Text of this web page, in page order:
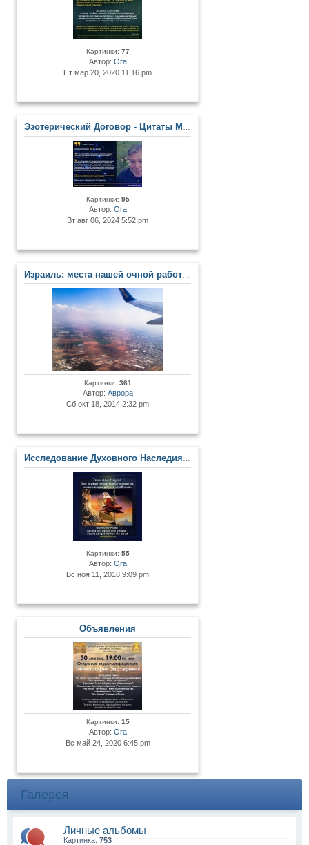
Картинки: 77
Автор: Ora
Пт мар 20, 2020 11:16 pm
Эзотерический Договор - Цитаты Мастеров и Развитых Личностей
Картинки: 95
Автор: Ora
Вт авг 06, 2024 5:52 pm
Израиль: места нашей очной работы в Центре. Сакральные места Земли Обетованной
Картинки: 361
Автор: Аврора
Сб окт 18, 2014 2:32 pm
Исследование Духовного Наследия и Древних Артефактов
Картинки: 55
Автор: Ora
Вс ноя 11, 2018 9:09 pm
Объявления
Картинки: 15
Автор: Ora
Вс май 24, 2020 6:45 pm
Галерея
Личные альбомы
Картинка: 753